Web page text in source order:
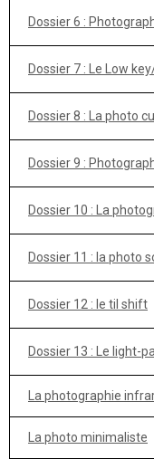
Dossier 6 :
Dossier 7 : Le Low
Dossier 8 : La photo
Dossier 9 :
Dossier 10 : La
Dossier 11 : la photo
Dossier 12 : le til shift
Dossier 13 : Le light-
La photographie
La photo minimaliste